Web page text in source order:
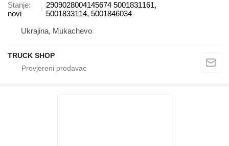
Stanje
novi
2909028004145674 5001831161,
5001833114, 5001846034
Ukrajina, Mukachevo
TRUCK SHOP